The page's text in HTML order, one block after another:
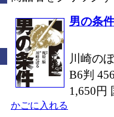
男の条件
川崎の
B6判
1,650円
かごに入れる